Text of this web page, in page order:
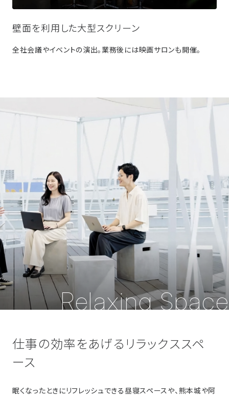
壁面を利用した大型スクリーン
全社会議やイベントの演出。業務後には映画サロンも開催。
Relaxing Space
仕事の効率をあげるリラックススペ
ース
眠くなったときにリフレッシュできる昼寝スペースや、熊本城や阿